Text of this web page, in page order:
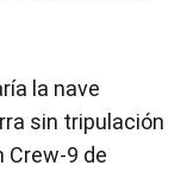
la nave
sin tripulación
Crew-9 de